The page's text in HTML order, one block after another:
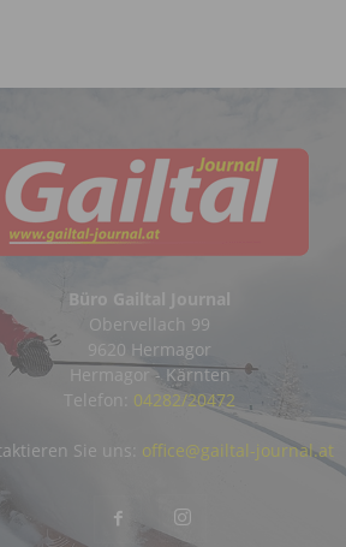
Büro Gailtal Journal
Obervellach 99
9620 Hermagor
Hermagor - Kärnten
Telefon: 04282/20472
Sie uns: office@gailtal-journal.at